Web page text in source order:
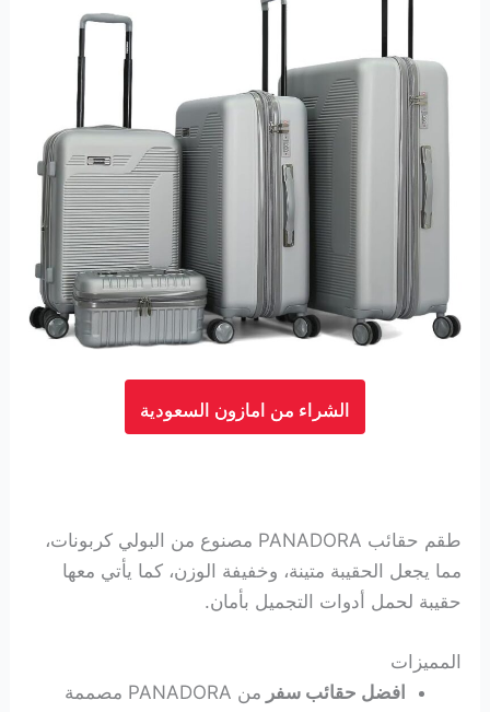
الشراء من امازون السعودية
طقم حقائب PANADORA مصنوع من البولي كربونات،
مما يجعل الحقيبة متينة، وخفيفة الوزن، كما يأتي معها
حقيبة لحمل أدوات التجميل بأمان.
المميزات
افضل حقائب سفر
من PANADORA مصممة